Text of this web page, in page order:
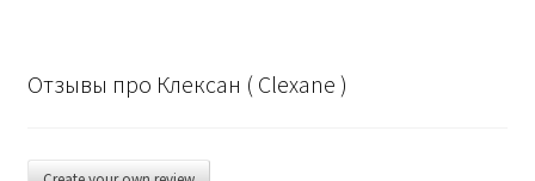
Отзывы про Клексан ( Clexane )